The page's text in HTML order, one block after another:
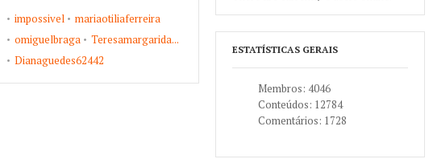
impossivel
mariaotiliaferreira
omiguelbraga
Teresamargarida...
Dianaguedes62442
ESTATÍSTICAS GERAIS
Membros: 4046
Conteúdos: 12784
Comentários: 1728